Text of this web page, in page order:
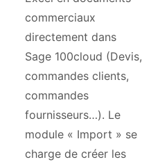
commerciaux
directement dans
Sage 100cloud (Devis,
commandes clients,
commandes
fournisseurs…). Le
module « Import » se
charge de créer les